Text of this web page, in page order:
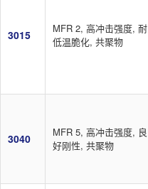
3015
MFR 2, 高冲击强度, 耐
低温脆化, 共聚物
3040
MFR 5, 高冲击强度, 良
好刚性, 共聚物